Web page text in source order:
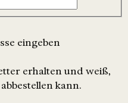
eingeben
erhalten und weiß,
kann.